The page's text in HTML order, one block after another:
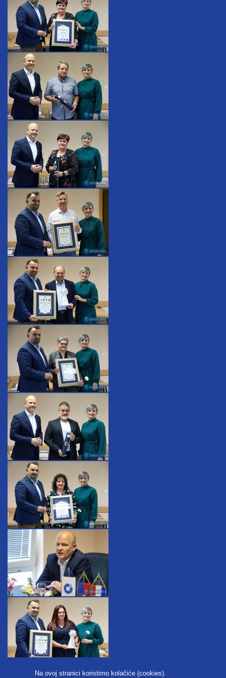
Na ovoj stranici koristimo kolačiće (cookies).